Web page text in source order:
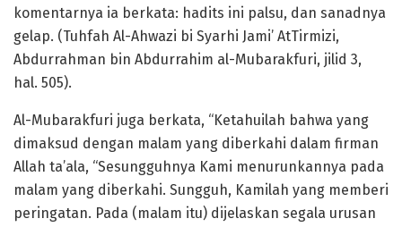
komentarnya ia berkata: hadits ini palsu, dan sanadnya
gelap. (Tuhfah Al-Ahwazi bi Syarhi Jami’ AtTirmizi,
Abdurrahman bin Abdurrahim al-Mubarakfuri, jilid 3,
hal. 505).
Al-Mubarakfuri juga berkata, “Ketahuilah bahwa yang
dimaksud dengan malam yang diberkahi dalam firman
Allah ta’ala, “Sesungguhnya Kami menurunkannya pada
malam yang diberkahi. Sungguh, Kamilah yang memberi
peringatan. Pada (malam itu) dijelaskan segala urusan